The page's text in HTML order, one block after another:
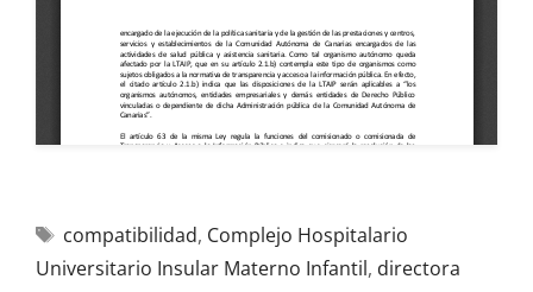
compatibilidad, Complejo Hospitalario
Universitario Insular Materno Infantil, directora